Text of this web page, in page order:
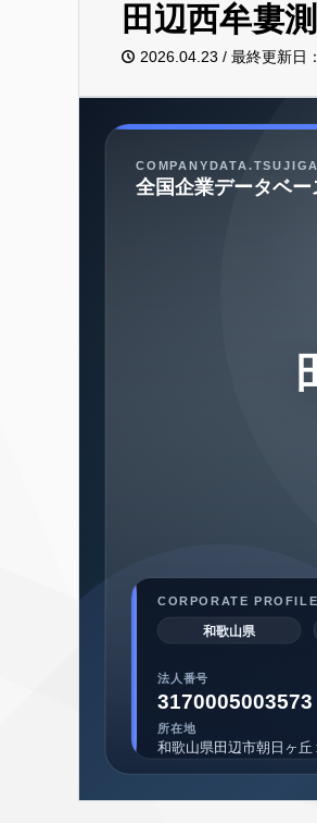
田辺西牟婁
2026.04.23 / 最終更新日